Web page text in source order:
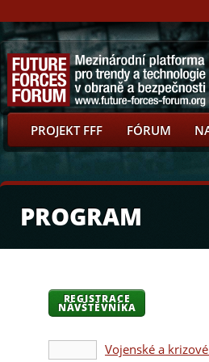
PROJEKT FFF FÓRUM
PROGRAM
REGISTRACE
NÁVŠTĚVNÍKA
Vojenské a